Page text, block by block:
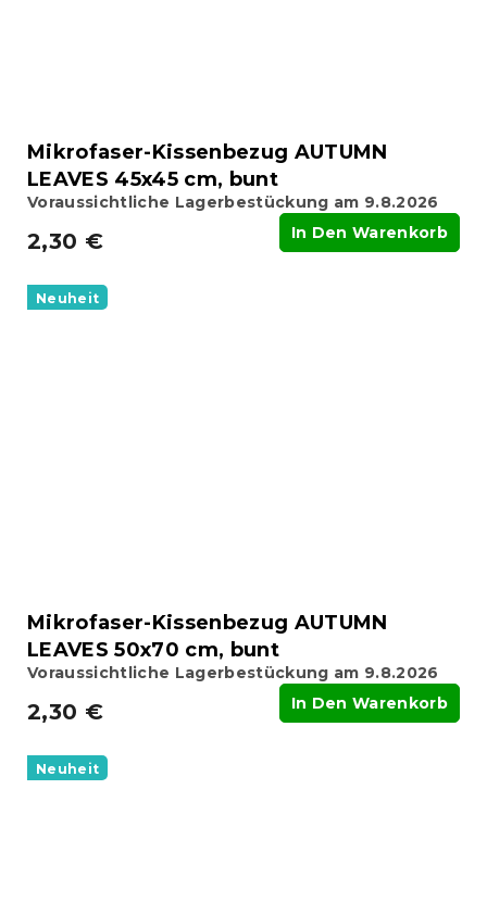
Mikrofaser-Kissenbezug AUTUMN
LEAVES 45x45 cm, bunt
Voraussichtliche Lagerbestückung am 9.8.2026
2,30 € In Den Warenkorb
Neuheit
Mikrofaser-Kissenbezug AUTUMN
LEAVES 50x70 cm, bunt
Voraussichtliche Lagerbestückung am 9.8.2026
2,30 € In Den Warenkorb
Neuheit